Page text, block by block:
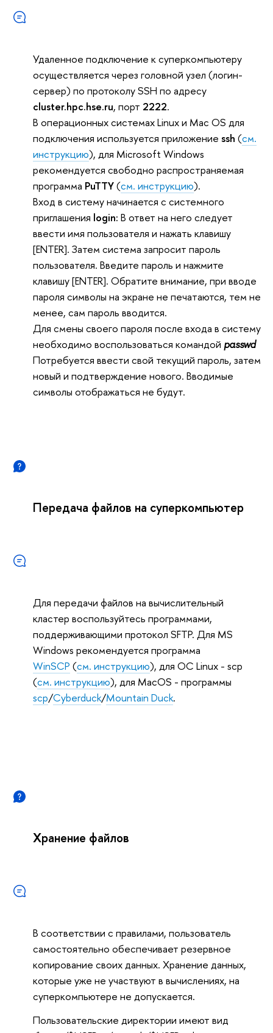
Удаленное подключение к суперкомпьютеру
осуществляется через головной узел (логин-
сервер) по протоколу SSH по адресу
cluster.hpc.hse.ru, порт 2222.
В операционных системах Linux и Mac OS для
подключения используется приложение ssh (см.
инструкцию), для Microsoft Windows
рекомендуется свободно распространяемая
программа PuTTY(см. инструкцию).
Вход в систему начинается с системного
приглашения login: В ответ на него следует
ввести имя пользователя и нажать клавишу
[ENTER]. Затем система запросит пароль
пользователя. Введите пароль и нажмите
клавишу [ENTER]. Обратите внимание, при вводе
пароля символы на экране не печатаются, тем не
менее, сам пароль вводится.
Для смены своего пароля после входа в систему
необходимо воспользоваться командой passwd
Потребуется ввести свой текущий пароль, затем
новый и подтверждение нового. Вводимые
символы отображаться не будут.
Передача файлов на суперкомпьютер
Для передачи файлов на вычислительный
кластер воспользуйтесь программами,
поддерживающими протокол SFTP. Для MS
Windows рекомендуется программа
WinSCP (см. инструкцию), для ОС Linux - scp
(см. инструкцию), для MacOS - программы
scp/Cyberduck/Mountain Duck.
Хранение файлов
В соответствии с правилами, пользователь
самостоятельно обеспечивает резервное
копирование своих данных. Хранение данных,
которые уже не участвуют в вычислениях, на
суперкомпьютере не допускается.
Пользовательские директории имеют вид